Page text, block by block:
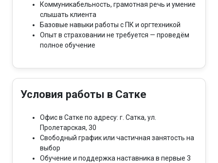
Коммуникабельность, грамотная речь и умение
слышать клиента
Базовые навыки работы с ПК и оргтехникой
Опыт в страховании не требуется — проведём
полное обучение
Условия работы в Сатке
Офис в Сатке по адресу: г. Сатка, ул.
Пролетарская, 30
Свободный график или частичная занятость на
выбор
Обучение и поддержка наставника в первые 3